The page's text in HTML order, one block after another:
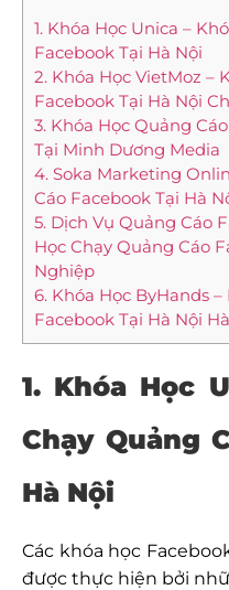
1. Khóa Học Unica –
Facebook Tại Hà Nội
2. Khóa Học VietMoz –
Facebook Tại Hà Nội
3. Khóa Học Quảng
Tại Minh Dương Media
4. Soka Marketing
Cáo Facebook Tại Hà
5. Dịch Vụ Quảng Cáo
Học Chạy Quảng Cáo
Nghiệp
6. Khóa Học ByHands
Facebook Tại Hà Nội
1. Khóa Học
Chạy Quảng
Hà Nội
Các khóa học
được thực hiện bởi